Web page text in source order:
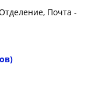
Почта -